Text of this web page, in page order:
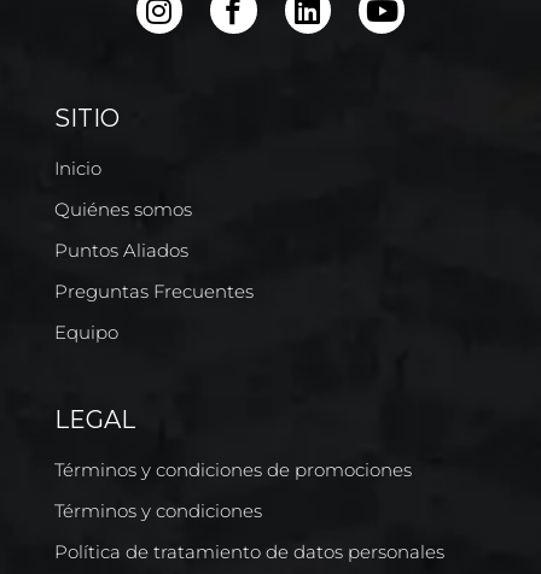
SITIO
Inicio
Quiénes somos
Puntos Aliados
Preguntas Frecuentes
Equipo
LEGAL
Términos y condiciones de promociones
Términos y condiciones
Política de tratamiento de datos personales